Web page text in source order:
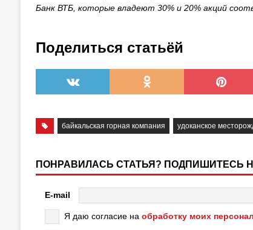
Банк ВТБ, которые владеют 30% и 20% акций
Поделиться статьёй
байкальская горная компания удоканское
ПОНРАВИЛАСЬ СТАТЬЯ? ПОДПИШИТЕСЬ
E-mail
Я даю согласие на обработку моих